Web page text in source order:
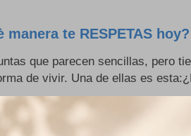
manera te RESPETAS hoy?
que parecen sencillas, pero
de vivir. Una de ellas es